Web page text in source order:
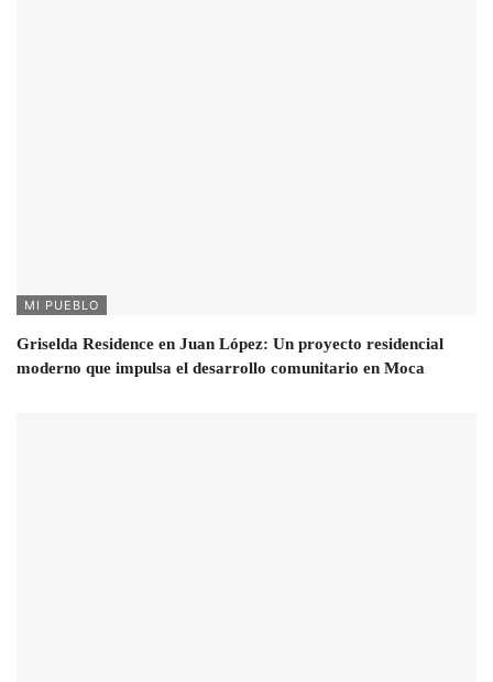
MI PUEBLO
Griselda Residence en Juan López: Un proyecto residencial
moderno que impulsa el desarrollo comunitario en Moca